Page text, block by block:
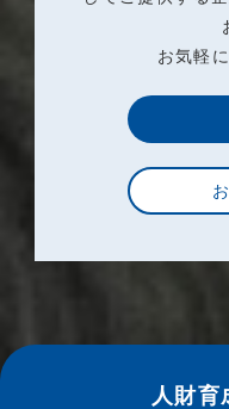
お気軽
人財育